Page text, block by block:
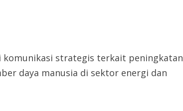
komunikasi strategis terkait peningkatan
daya manusia di sektor energi dan